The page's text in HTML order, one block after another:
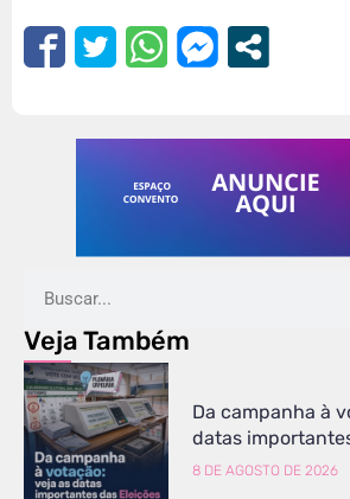
Veja Também
Da campanha à
datas
8 DE AGOSTO DE 2026